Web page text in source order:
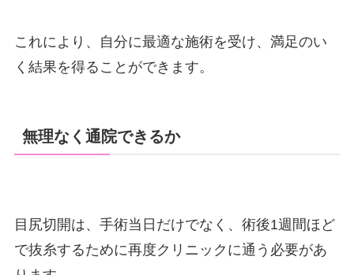
これにより、自分に最適な施術を受け、満足のい
く結果を得ることができます。
無理なく通院できるか
目尻切開は、手術当日だけでなく、術後1週間ほど
で抜糸するために再度クリニックに通う必要があ